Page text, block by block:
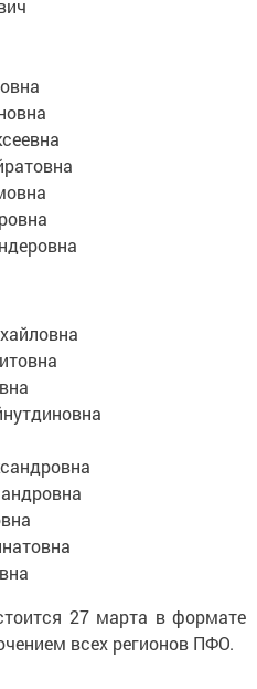
27 марта в формате
всех регионов ПФО.